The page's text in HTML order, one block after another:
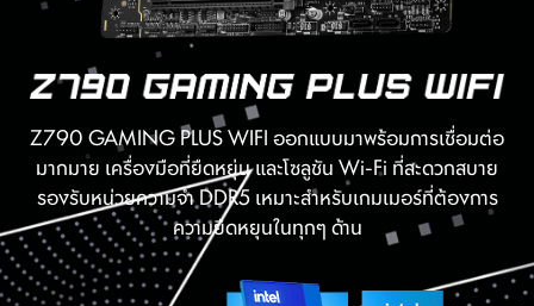
Z790 GAMING PLUS WIFI ออกแบบมาพร้อมการเชื่อมต่อ
มากมาย เครื่องมือที่ยืดหยุ่น และโซลูชัน Wi-Fi ที่สะดวกสบาย
รองรับหน่วยความจำ DDR5 เหมาะสำหรับเกมเมอร์ที่ต้องการ
ความยืดหยุนในทุกๆ ด้าน